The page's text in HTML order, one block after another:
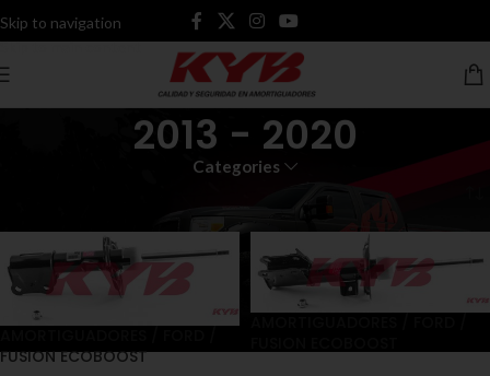
Skip to navigation
Skip to main content
2013 - 2020
Categories
FUSION ECOBOOST